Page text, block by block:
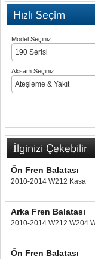
Hızlı Seçim
Model Seçiniz:
Aksam Seçiniz:
İlginizi Çekebilir
Ön Fren Balatası
2010-2014 W212 Kasa
Arka Fren Balatası
2010-2014 W212 W204
Ön Fren Balatası